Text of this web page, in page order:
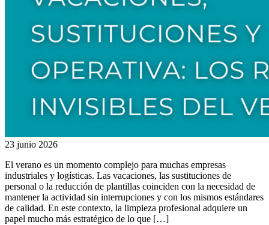
23 junio 2026
El verano es un momento complejo para muchas empresas
industriales y logísticas. Las vacaciones, las sustituciones de
personal o la reducción de plantillas coinciden con la necesidad de
mantener la actividad sin interrupciones y con los mismos estándares
de calidad. En este contexto, la limpieza profesional adquiere un
papel mucho más estratégico de lo que […]